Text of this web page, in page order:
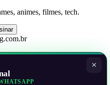
animes, filmes, tech.
×